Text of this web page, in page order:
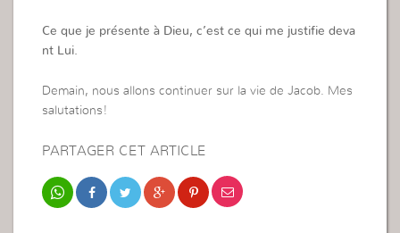
Ce que je présente à Dieu, c’est ce qui me justifie deva
nt Lui.
Demain, nous allons continuer sur la vie de Jacob. Mes
salutations!
PARTAGER CET ARTICLE